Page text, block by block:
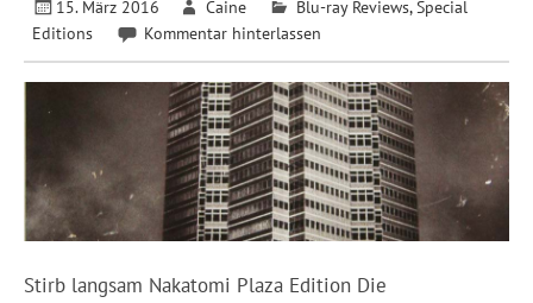
15. März 2016 Caine Blu-ray Reviews,Special
Editions
Kommentar hinterlassen
Stirb langsam Nakatomi Plaza Edition Die